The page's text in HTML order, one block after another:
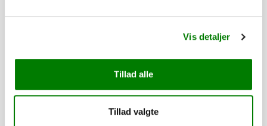
Vis detaljer
Tillad alle
Tillad valgte